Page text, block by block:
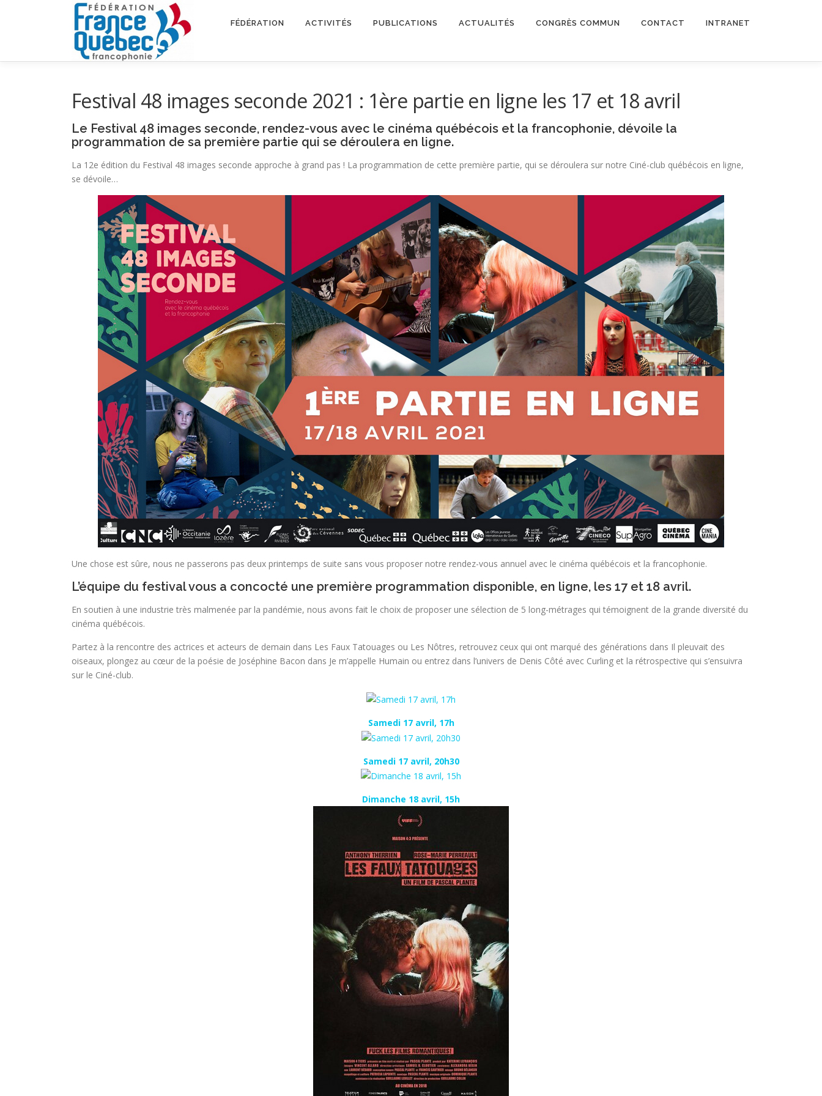
FÉDÉRATION ACTIVITÉS PUBLICATIONS ACTUALITÉS CONGRÈS COMMUN CONTACT INTRANET
Festival 48 images seconde 2021 : 1ère partie en ligne les 17 et 18 avril
Le Festival 48 images seconde, rendez-vous avec le cinéma québécois et la francophonie, dévoile la
programmation de sa première partie qui se déroulera en ligne.
La 12e édition du Festival 48 images seconde approche à grand pas ! La programmation de cette première partie, qui se déroulera sur notre Ciné-club québécois en ligne,
se dévoile…
Une chose est sûre, nous ne passerons pas deux printemps de suite sans vous proposer notre rendez-vous annuel avec le cinéma québécois et la francophonie.
L’équipe du festival vous a concocté une première programmation disponible, en ligne, les 17 et 18 avril.
En soutien à une industrie très malmenée par la pandémie, nous avons fait le choix de proposer une sélection de 5 long-métrages qui témoignent de la grande diversité du
cinéma québécois.
Partez à la rencontre des actrices et acteurs de demain dans Les Faux Tatouages ou Les Nôtres, retrouvez ceux qui ont marqué des générations dans Il pleuvait des
oiseaux, plongez au cœur de la poésie de Joséphine Bacon dans Je m’appelle Humain ou entrez dans l’univers de Denis Côté avec Curling et la rétrospective qui s’ensuivra
sur le Ciné-club.
Samedi 17 avril, 17h
Samedi 17 avril, 20h30
Dimanche 18 avril, 15h